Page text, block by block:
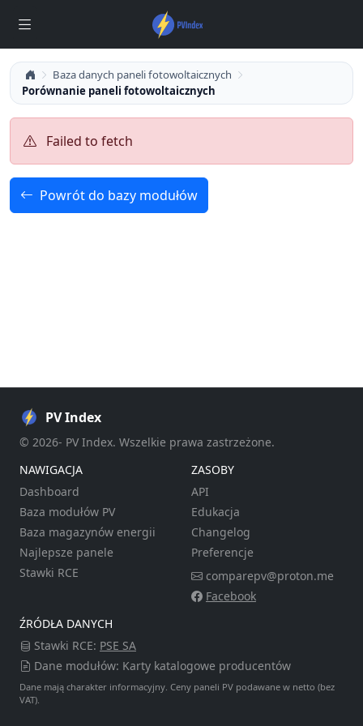
Baza danych paneli fotowoltaicznych
Porównanie paneli fotowoltaicznych
Failed to fetch
Powrót do bazy modułów
PV Index
© 2026- PV Index. Wszelkie prawa zastrzeżone.
NAWIGACJA
Dashboard
Baza modułów PV
Baza magazynów energii
Najlepsze panele
Stawki RCE
ZASOBY
API
Edukacja
Changelog
Preferencje
comparepv@proton.me
Facebook
ŹRÓDŁA DANYCH
Stawki RCE: PSE SA
Dane modułów: Karty katalogowe producentów
Dane mają charakter informacyjny. Ceny paneli PV podawane w netto (bez
VAT).